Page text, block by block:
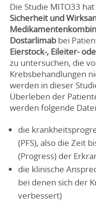
Die Studie MITO33
Sicherheit und
Dostarlimab bei
Eierstock-, Eileiter-
zu untersuchen, die
Krebsbehandlungen
werden in dieser
Überleben der
werden folgende
die
(PFS), also die Zeit
(Progress) der
die klinische
bei denen sich der
verbessert)